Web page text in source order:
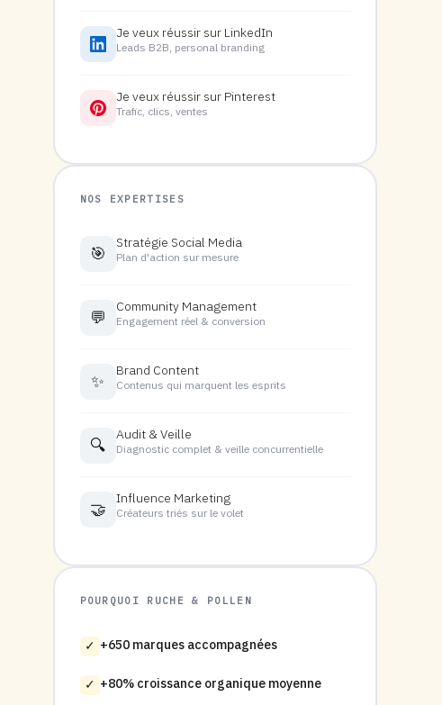
Je veux réussir sur LinkedIn
Leads B2B, personal branding
Je veux réussir sur Pinterest
Trafic, clics, ventes
NOS EXPERTISES
🎯
Stratégie Social Media
Plan d'action sur mesure
💬
Community Management
Engagement réel & conversion
✨
Brand Content
Contenus qui marquent les esprits
🔍
Audit & Veille
Diagnostic complet & veille concurrentielle
🤝
Influence Marketing
Créateurs triés sur le volet
POURQUOI RUCHE & POLLEN
✓ +650 marques accompagnées
✓ +80% croissance organique moyenne